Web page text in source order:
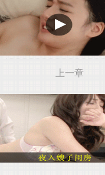
上一章